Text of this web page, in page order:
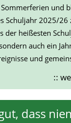
und
Schuljahr 2025/26
der heißesten
auch ein
und
::
dass